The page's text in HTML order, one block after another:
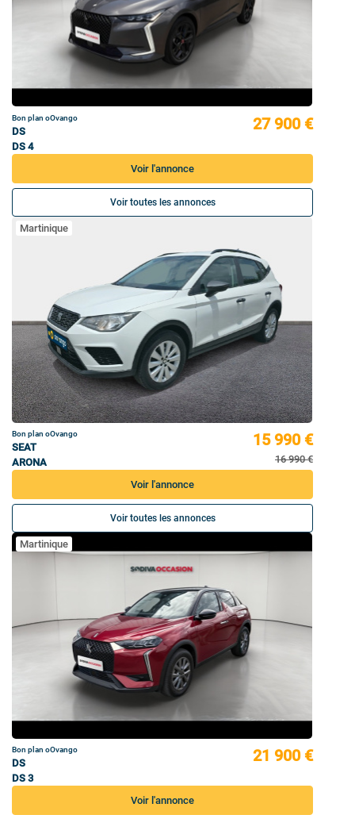
Bon plan oOvango
DS
DS 4
27 900 €
Voir l'annonce
Voir toutes les annonces
Martinique
Bon plan oOvango
SEAT
ARONA
15 990 €
16 990 €
Voir l'annonce
Voir toutes les annonces
Martinique
Bon plan oOvango
DS
DS 3
21 900 €
Voir l'annonce